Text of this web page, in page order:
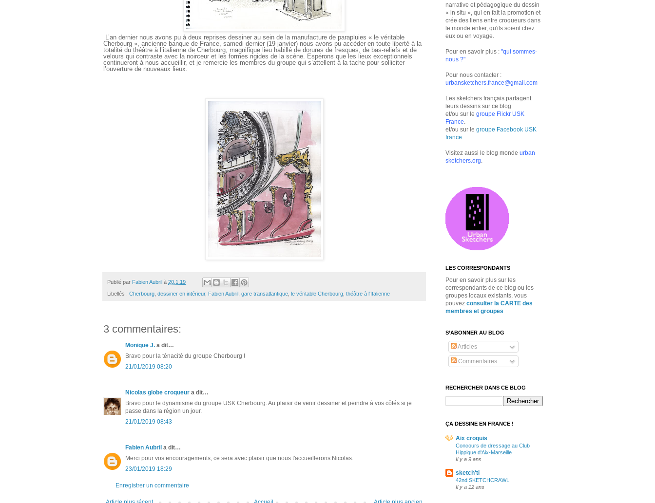
L’an dernier nous avons pu à deux reprises dessiner au sein de la manufacture de parapluies « le véritable
Cherbourg », ancienne banque de France, samedi dernier (19 janvier) nous avons pu accéder en toute liberté à la
totalité du théâtre à l’italienne de Cherbourg, magnifique lieu habillé de dorures de fresques, de bas-reliefs et de
velours qui contraste avec la noirceur et les formes rigides de la scène. Espérons que les lieux exceptionnels
continueront à nous accueillir, et je remercie les membres du groupe qui s’attellent à la tache pour solliciter
l’ouverture de nouveaux lieux.
Publié par Fabien Aubril à 20.1.19
Libellés : Cherbourg dessiner en intérieur, Fabien Aubril gare transatlantique le véritable Cherbourg théâtre à l'Italienne
3 commentaires:
Monique J. a dit…
Bravo pour la ténacité du groupe Cherbourg !
21/01/2019 08:20
Nicolas globe croqueur a dit…
Bravo pour le dynamisme du groupe USK Cherbourg. Au plaisir de venir dessiner et peindre à vos côtés si je
passe dans la région un jour.
21/01/2019 08:43
Fabien Aubril a dit…
Merci pour vos encouragements, ce sera avec plaisir que nous t'accueillerons Nicolas.
23/01/2019 18:29
Enregistrer un commentaire
narrative et pédagogique du dessin
« in situ », qui en fait la promotion et
crée des liens entre croqueurs dans
le monde entier, qu'ils soient chez
eux ou en voyage.
Pour en savoir plus : "qui sommes-
nous ?"
Pour nous contacter :
urbansketchers.france@gmail.com
Les sketchers français partagent
leurs dessins sur ce blog
et/ou sur le groupe Flickr USK
France
et/ou sur le groupe Facebook USK
france
Visitez aussi le blog monde urban
sketchers.org
LES CORRESPONDANTS
Pour en savoir plus sur les
correspondants de ce blog ou les
groupes locaux existants, vous
pouvez consulter la CARTE des
membres et groupes
S’ABONNER AU BLOG
Articles
Commentaires
RECHERCHER DANS CE BLOG
ÇA DESSINE EN FRANCE !
Aix croquis
Concours de dressage au Club
Hippique d'Aix-Marseille
Il y a 9 ans
sketch'ti
42nd SKETCHCRAWL
Il y a 12 ans